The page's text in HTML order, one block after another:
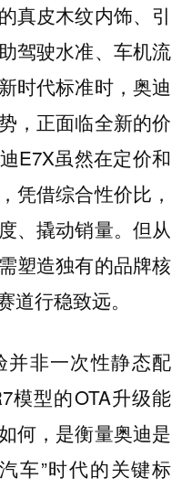
真皮木纹内饰、引
驾驶水准、车机流
时代标准时，奥迪
，正面临全新的价
E7X虽然在定价和
凭借综合性价比，
、撬动销量。但从
塑造独有的品牌核
行稳致远。
并非一次性静态配
模型的OTA升级能
何，是衡量奥迪是
车”时代的关键标